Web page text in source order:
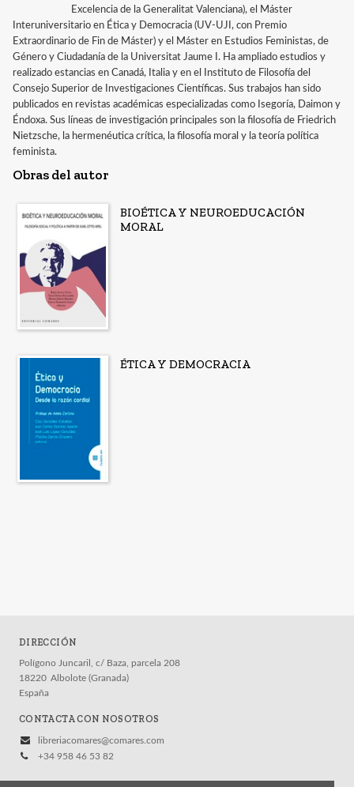
Excelencia de la Generalitat Valenciana), el Máster
Interuniversitario en Ética y Democracia (UV-UJI, con Premio
Extraordinario de Fin de Máster) y el Máster en Estudios Feministas, de
Género y Ciudadanía de la Universitat Jaume I. Ha ampliado estudios y
realizado estancias en Canadá, Italia y en el Instituto de Filosofía del
Consejo Superior de Investigaciones Científicas. Sus trabajos han sido
publicados en revistas académicas especializadas como Isegoría, Daimon y
Éndoxa. Sus líneas de investigación principales son la filosofía de Friedrich
Nietzsche, la hermenéutica crítica, la filosofía moral y la teoría política
feminista.
Obras del autor
BIOÉTICA Y NEUROEDUCACIÓN
MORAL
ÉTICA Y DEMOCRACIA
DIRECCIÓN
Polígono Juncaril, c/ Baza, parcela 208
18220 Albolote (Granada)
España
CONTACTA CON NOSOTROS
libreriacomares@comares.com
+34 958 46 53 82